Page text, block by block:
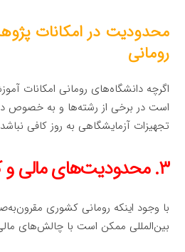
محدودیت در امکانات
رومانی
اگرچه دانشگاه‌های رومانی امکانات
است در برخی از رشته‌ها و به خصوص
تجهیزات آزمایشگاهی به روز کافی
۳. محدودیت‌های مالی و کاری در رومانی
با وجود اینکه رومانی کشوری
بین‌المللی ممکن است با چالش‌های